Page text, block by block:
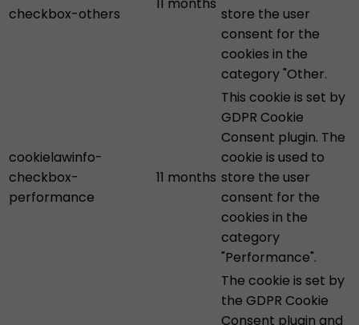
checkbox-others
11 months
store the user
consent for the
cookies in the
category "Other.
cookielawinfo-
checkbox-
performance
11 months
This cookie is set by
GDPR Cookie
Consent plugin. The
cookie is used to
store the user
consent for the
cookies in the
category
"Performance".
The cookie is set by
the GDPR Cookie
Consent plugin and